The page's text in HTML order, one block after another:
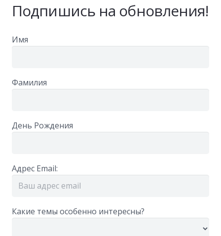
Подпишись на обновления!
Имя
Фамилия
День Рождения
Адрес Email:
Какие темы особенно интересны?